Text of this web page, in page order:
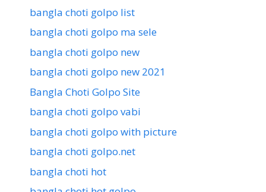
bangla choti golpo list
bangla choti golpo ma sele
bangla choti golpo new
bangla choti golpo new 2021
Bangla Choti Golpo Site
bangla choti golpo vabi
bangla choti golpo with picture
bangla choti golpo.net
bangla choti hot